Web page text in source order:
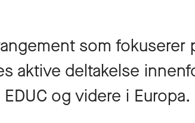
som fokuserer
aktive deltakelse
og videre i Europa.